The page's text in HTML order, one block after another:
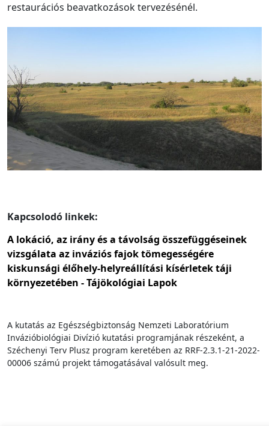
restaurációs beavatkozások tervezésénél.
Kapcsolodó linkek:
A lokáció, az irány és a távolság összefüggéseinek
vizsgálata az inváziós fajok tömegességére
kiskunsági élőhely-helyreállítási kísérletek táji
környezetében - Tájökológiai Lapok
A kutatás az Egészségbiztonság Nemzeti Laboratórium
Invázióbiológiai Divízió kutatási programjának részeként, a
Széchenyi Terv Plusz program keretében az RRF-2.3.1-21-2022-
00006 számú projekt támogatásával valósult meg.